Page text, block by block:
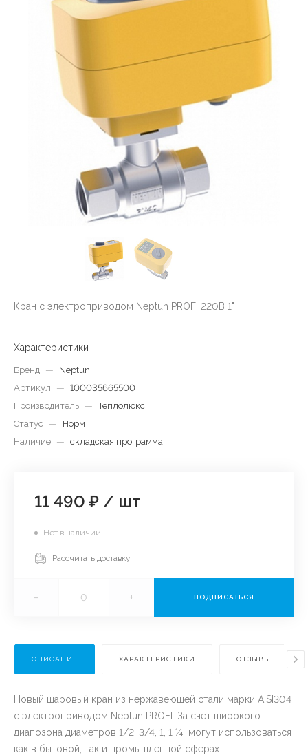
Кран с электроприводом Neptun PROFI 220В 1"
Характеристики
Бренд —
Neptun
Артикул
— 100035665500
Производитель — Теплолюкс
Статус
—
Норм
Наличие — складская программа
11 490 ₽ / шт
Нет в наличии
Рассчитать доставку
- + ПОДПИСАТЬСЯ
ОПИСАНИЕ ХАРАКТЕРИСТИКИ ОТЗЫВЫ
Новый шаровый кран из нержавеющей стали марки AISI304
с электроприводом Neptun PROFI. За счет широкого
диапозона диаметров 1/2, 3/4, 1, 1 ¼ могут использоваться
как в бытовой, так и промышленной сферах.